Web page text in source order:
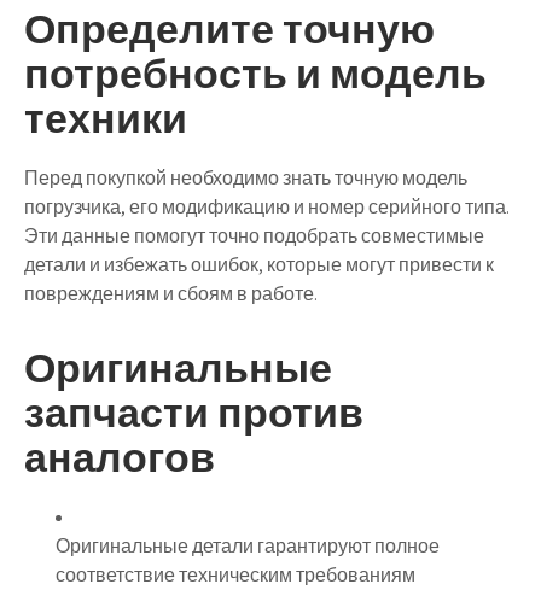
Определите точную
потребность и модель
техники
Перед покупкой необходимо знать точную модель
погрузчика, его модификацию и номер серийного типа.
Эти данные помогут точно подобрать совместимые
детали и избежать ошибок, которые могут привести к
повреждениям и сбоям в работе.
Оригинальные
запчасти против
аналогов
Оригинальные детали гарантируют полное
соответствие техническим требованиям